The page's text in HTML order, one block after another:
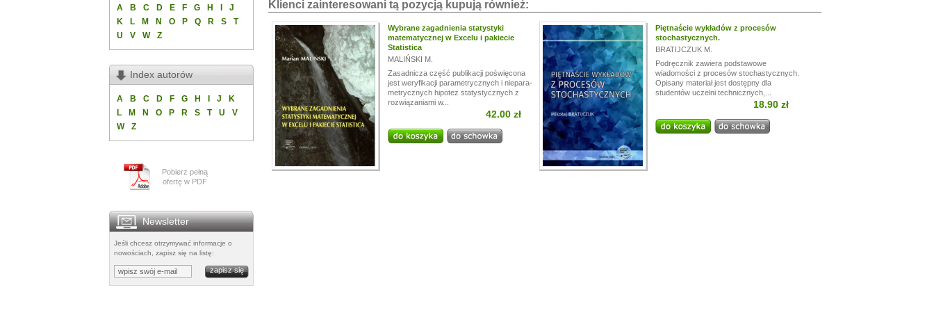
A B C D E F G H
J
K
L M N O P Q R S
T
U
V W Z
Index autorów
A B C D F G H J
K
L
M N O P R S T U
V
W
Z
Pobierz pełną
ofertę w PDF
Newsletter
Jeśli chcesz otrzymywać informacje o
nowościach, zapisz się na listę:
Klienci zainteresowani tą pozycją kupują również:
Wybrane zagadnienia statystyki
matematycznej w Excelu i pakiecie
Statistica
MALIŃSKI M.
Zasadnicza część publikacji poświęcona
jest weryfikacji parametrycznych i niepara-
metrycznych hipotez statystycznych z
rozwiązaniami w...
42.00 zł
Piętnaście wykładów z procesów
stochastycznych.
BRATIJCZUK M.
Podręcznik zawiera podstawowe
wiadomości z procesów stochastycznych.
Opisany materiał jest dostępny dla
studentów uczelni technicznych,...
18.90 zł